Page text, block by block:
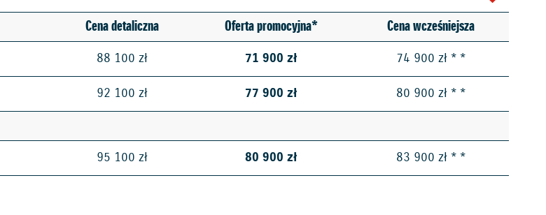
Cena detaliczna Oferta promocyjna* Cena wcześniejsza
88 100 zł 71 900 zł 74 900 zł * *
92 100 zł 77 900 zł 80 900 zł * *
95 100 zł 80 900 zł 83 900 zł * *